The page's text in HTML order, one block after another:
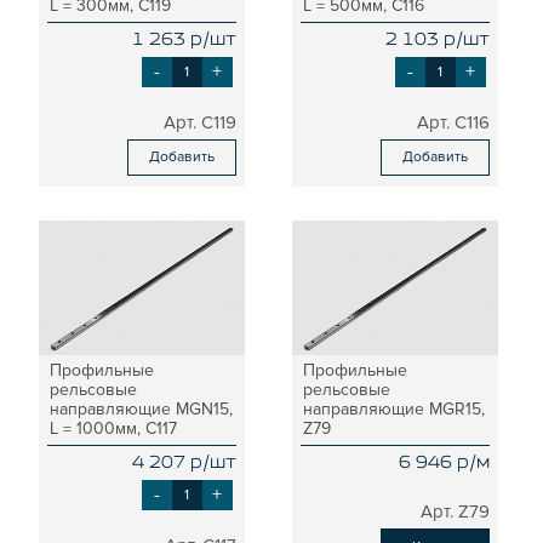
КОМПОНЕНТЫ ДЛЯ КОНВЕЙЕРОВ
МЕТРИЧЕСКИЙ КРЕПЕЖ
ПЛАСТИКОВЫЕ КОРОБКИ
L = 300мм, C119
1 263 р/шт
- +
C119
Добавить
L = 500мм, C116
2 103 р/шт
- +
C116
Добавить
Профильные
рельсовые
направляющие MGN15,
L = 1000мм, C117
4 207 р/шт
- +
Профильные
рельсовые
направляющие MGR15,
Z79
6 946 р/м
Z79